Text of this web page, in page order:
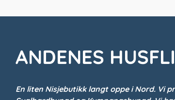
ANDENES
En liten Nisjebutikk langt oppe i Nord. Vi